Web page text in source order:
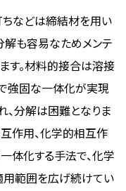
などは締結材を用い
解も容易なためメンテ
す。材料的接合は溶接
強固な一体化が実現
、分解は困難となりま
作用、化学的相互作
体化する手法で、化学
範囲を広げ続けてい